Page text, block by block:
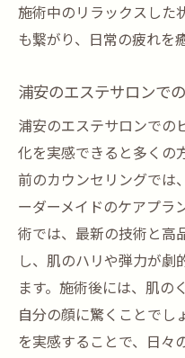
施術中のリラックスした
も繋がり、日常の疲れを
浦安のエステサロンで
浦安のエステサロンでの
化を実感できると多くの
前のカウンセリングでは
ーダーメイドのケアプラ
術では、最新の技術と高
し、肌のハリや弾力が劇
ます。施術後には、肌の
自分の顔に驚くことでし
を実感することで、日々